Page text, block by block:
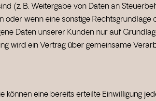
(z. B. Weitergabe von Daten an
oder wenn eine sonstige Rechtsgrundlage
Daten unserer Kunden nur auf
wird ein Vertrag über gemeinsame
können eine bereits erteilte Einwilligung